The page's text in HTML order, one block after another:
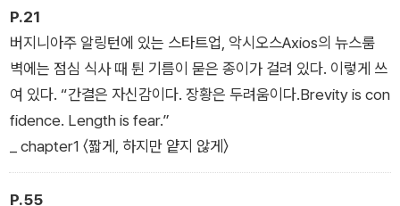
금방 마음을 닫아 버린다.
_ 들어가며 〈말안개〉
P.21
버지니아주 알링턴에 있는 스타트업, 악시오스Axios의 뉴스룸
벽에는 점심 식사 때 튄 기름이 묻은 종이가 걸려 있다. 이렇게 쓰
여 있다. “간결은 자신감이다. 장황은 두려움이다.Brevity is con
fidence. Length is fear.”
_ chapter1 〈짧게, 하지만 얕지 않게〉
P.55